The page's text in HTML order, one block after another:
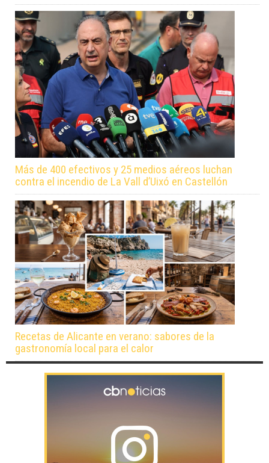
Más de 400 efectivos y 25 medios aéreos luchan
contra el incendio de La Vall d’Uixó en Castellón
Recetas de Alicante en verano: sabores de la
gastronomía local para el calor